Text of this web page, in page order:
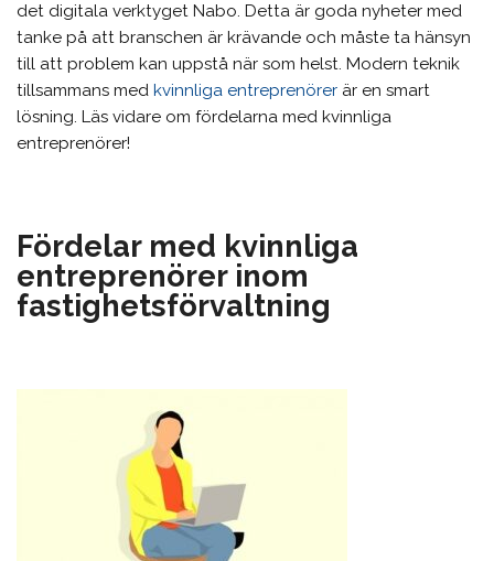
det digitala verktyget Nabo. Detta är goda nyheter med
tanke på att branschen är krävande och måste ta hänsyn
till att problem kan uppstå när som helst. Modern teknik
tillsammans medkvinnliga entreprenörer är en smart
lösning. Läs vidare om fördelarna med kvinnliga
entreprenörer!
Fördelar med kvinnliga
entreprenörer inom
fastighetsförvaltning